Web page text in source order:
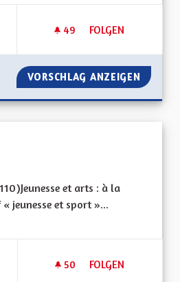
49 49 FOLLOWER
FOLGEN
POUR UNE
VORSCHLAG ANZEIGEN POUR
et arts : à la
jeunesse et sport »...
50 50 FOLLOWER
FOLGEN
JEUNESSE ET ARTS